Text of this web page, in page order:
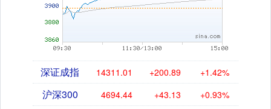
深证成指 14311.01 +200.89 +1.42%
沪深300 4694.44 +43.13 +0.93%